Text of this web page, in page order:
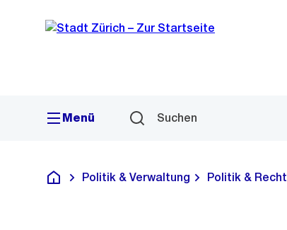
Navigation
Sprunglink
Menü Suchen
Deutsch
Politik & Verwaltung Politik & Recht